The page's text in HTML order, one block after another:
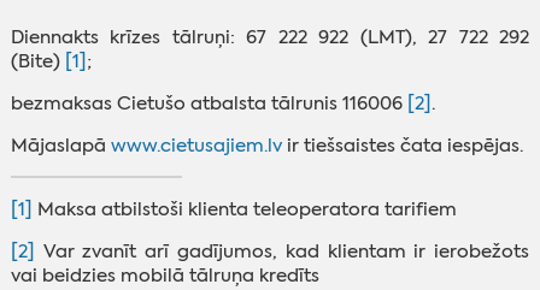
Diennakts krīzes tālruņi: 67 222 922 (LMT), 27 722 292
(Bite) [1] ;
bezmaksas Cietušo atbalsta tālrunis 116006 [2] .
Mājaslapā www.cietusajiem.lvir tiešsaistes čata iespējas.
[1] Maksa atbilstoši klienta teleoperatora tarifiem
[2] Var zvanīt arī gadījumos, kad klientam ir ierobežots
vai beidzies mobilā tālruņa kredīts